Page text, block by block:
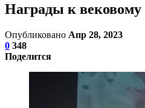
Награды к
Опубликовано Апр 28, 2023
0 348
Поделится